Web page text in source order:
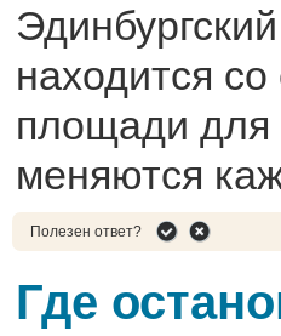
находится
площади для
меняются
Полезен ответ?
Где